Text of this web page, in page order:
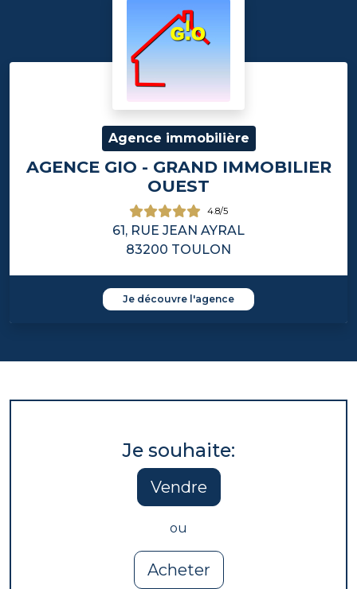
Agence immobilière
AGENCE GIO - GRAND IMMOBILIER
OUEST
4.8/5
61, RUE JEAN AYRAL
83200 TOULON
Je découvre l'agence
Je souhaite:
Vendre
ou
Acheter